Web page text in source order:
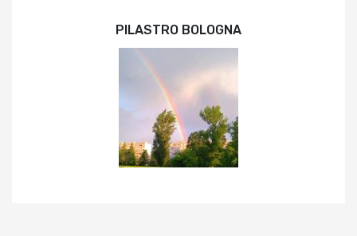
PILASTRO BOLOGNA